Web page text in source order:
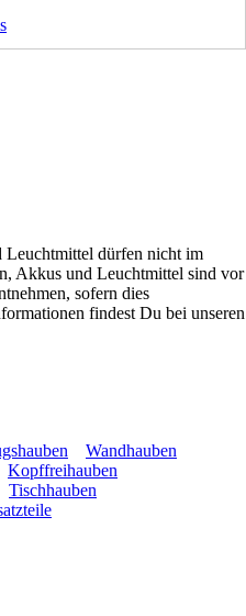
Leuchtmittel dürfen nicht im
Akkus und Leuchtmittel sind vor
sofern dies
findest Du bei unseren
Wandhauben
Kopffreihauben
Tischhauben